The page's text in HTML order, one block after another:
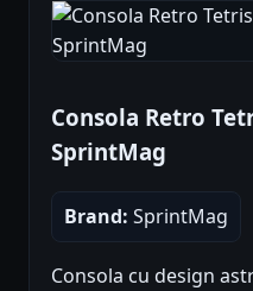
Consola Retro
SprintMag
Brand: SprintMag
Consola cu design